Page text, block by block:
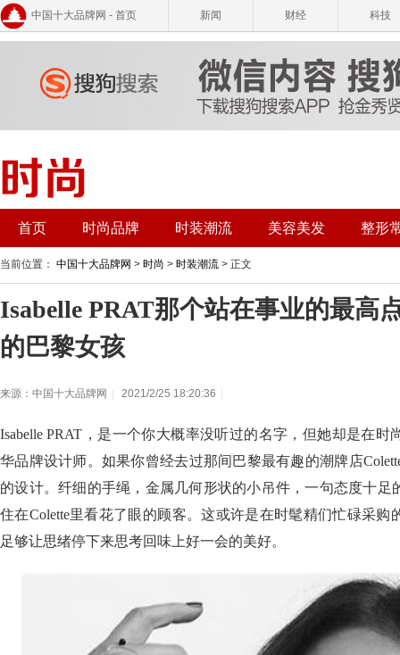
中国十大品牌网 - 首页 新闻 财经 科技
首页 时尚品牌 时装潮流 美容美发 整形
当前位置： 中国十大品牌网 > 时尚 > 时装潮流 > 正文
Isabelle PRAT那个站在事业的最高
的巴黎女孩
来源：中国十大品牌网 2021/2/25 18:20:36
Isabelle PRAT，是一个你大概率没听过的名字，但她却是在
华品牌设计师。如果你曾经去过那间巴黎最有趣的潮牌店
的设计。纤细的手绳，金属几何形状的小吊件，一句态度十足
住在Colette里看花了眼的顾客。这或许是在时髦精们忙碌采购
足够让思绪停下来思考回味上好一会的美好。